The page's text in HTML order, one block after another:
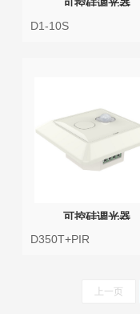
可控硅调光器
D1-10S
可控硅调光器
D350T+PIR
上一页